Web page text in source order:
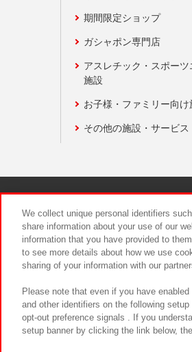
期間限定ショップ
ガシャポン専門店
アスレチック・スポーツ
施設
お子様・ファミリー向け
その他の施設・サービス
We collect unique personal identifiers
share information about your use of our
information that you have provided to
to see more details about how we use
sharing of your information with our
Please note that even if you have
and other identifiers on the following
opt-out preference signals . If you
setup banner by clicking the link below,